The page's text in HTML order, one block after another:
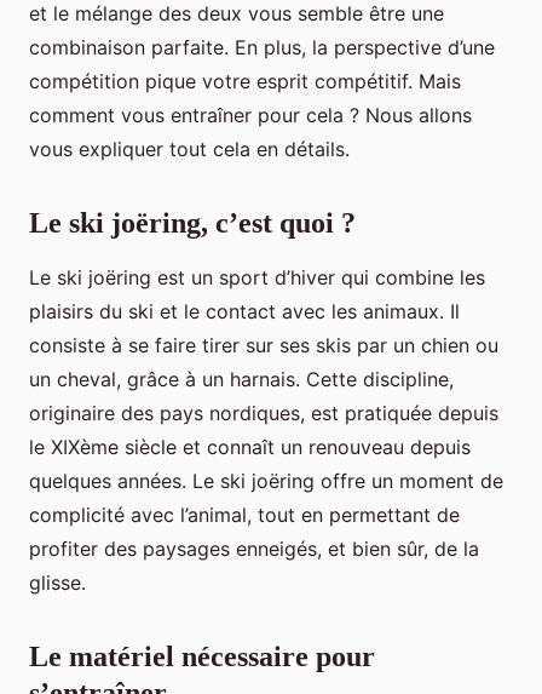
et le mélange des deux vous semble être une
combinaison parfaite. En plus, la perspective d’une
compétition pique votre esprit compétitif. Mais
comment vous entraîner pour cela ? Nous allons
vous expliquer tout cela en détails.
Le ski joëring, c’est quoi ?
Le ski joëring est un sport d’hiver qui combine les
plaisirs du ski et le contact avec les animaux. Il
consiste à se faire tirer sur ses skis par un chien ou
un cheval, grâce à un harnais. Cette discipline,
originaire des pays nordiques, est pratiquée depuis
le XIXème siècle et connaît un renouveau depuis
quelques années. Le ski joëring offre un moment de
complicité avec l’animal, tout en permettant de
profiter des paysages enneigés, et bien sûr, de la
glisse.
Le matériel nécessaire pour